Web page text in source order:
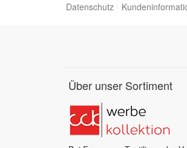
Datenschutz
Über unser Sortiment